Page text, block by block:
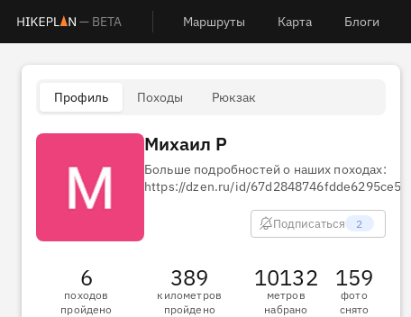
— BETA Маршруты Карта Блоги
Профиль
Походы Рюкзак
Михаил Р
Больше подробностей о наших походах:
https://dzen.ru/id/67d2848746fdde6295ce5ffd
Подписаться 2
6
походов
пройдено
389
километров
пройдено
10132
метров
набрано
159
фото
снято